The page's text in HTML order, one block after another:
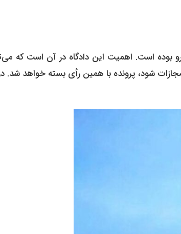
بوده است. اهمیت این دادگاه در آن است که
شود، پرونده با همین رأی بسته خواهد شد.